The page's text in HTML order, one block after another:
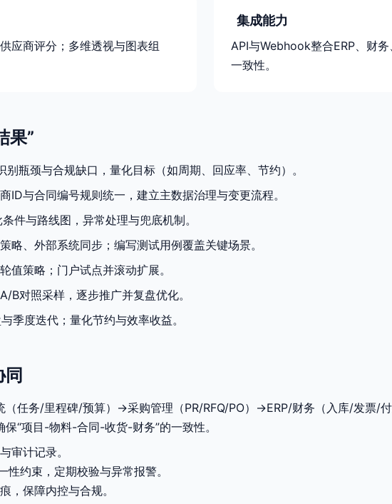
应商评分；多维透视与图表组
集成能力
API与Webhook整合ERP、财
一致性。
果”
瓶颈与合规缺口，量化目标（如周期、回应率、节约）。
ID与合同编号规则统一，建立主数据治理与变更流程。
件与路线图，异常处理与兜底机制。
略、外部系统同步；编写测试用例覆盖关键场景。
值策略；门户试点并滚动扩展。
B对照采样，逐步推广并复盘优化。
季度迭代；量化节约与效率收益。
（任务/里程碑/预算）→采购管理（PR/RFQ/PO）→ERP/财务（入库/发票/
“项目-物料-合同-收货-财务”的一致性。
审计记录。
约束，定期校验与异常报警。
，保障内控与合规。